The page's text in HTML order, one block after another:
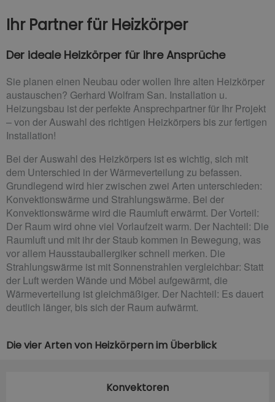
Ihr Partner für Heizkörper
Der ideale Heizkörper für Ihre Ansprüche
Sie planen einen Neubau oder wollen Ihre alten Heizkörper
austauschen? Gerhard Wolfram San. Installation u.
Heizungsbau ist der perfekte Ansprechpartner für Ihr Projekt
– von der Auswahl des richtigen Heizkörpers bis zur fertigen
Installation!
Bei der Auswahl des Heizkörpers ist es wichtig, sich mit
dem Unterschied in der Wärmeverteilung zu befassen.
Grundlegend wird hier zwischen zwei Arten unterschieden:
Konvektionswärme und Strahlungswärme. Bei der
Konvektionswärme wird die Raumluft erwärmt. Der Vorteil:
Der Raum wird ohne viel Vorlaufzeit warm. Der Nachteil: Die
Raumluft und mit ihr der Staub kommen in Bewegung, was
vor allem Hausstauballergiker schnell merken. Die
Strahlungswärme ist mit Sonnenstrahlen vergleichbar: Statt
der Luft werden Wände und Möbel aufgewärmt, die
Wärmeverteilung ist gleichmäßiger. Der Nachteil: Es dauert
deutlich länger, bis sich der Raum aufwärmt.
Die vier Arten von Heizkörpern im Überblick
Konvektoren